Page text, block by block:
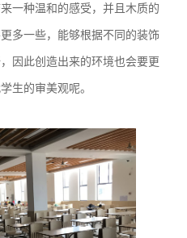
一种温和的感受，并且木质的
多一些，能够根据不同的装饰
因此创造出来的环境也会要更
生的审美观呢。